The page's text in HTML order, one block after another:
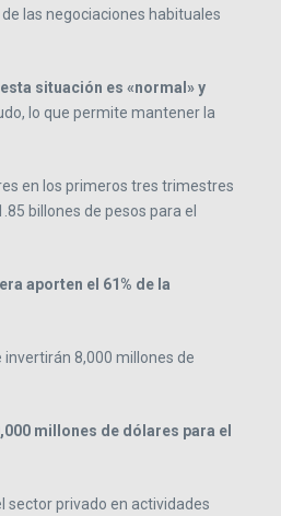
las negociaciones habituales
situación es «normal» y
lo que permite mantener la
en los primeros tres trimestres
billones de pesos para el
aporten el 61% de la
8,000 millones de
millones de dólares para el
sector privado en actividades